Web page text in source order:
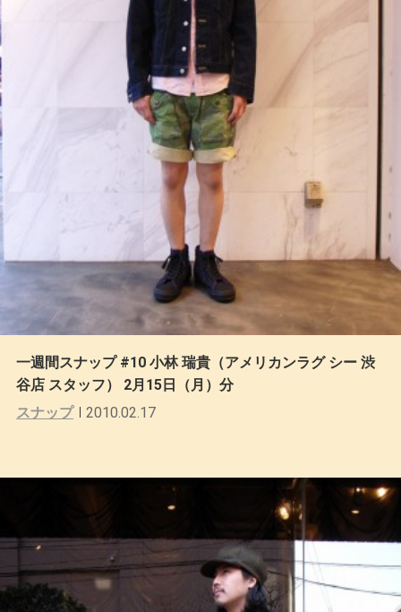
一週間スナップ #10 小林 瑞貴（アメリカンラグ シー 渋
谷店 スタッフ） 2月15日（月）分
スナップ
2010.02.17